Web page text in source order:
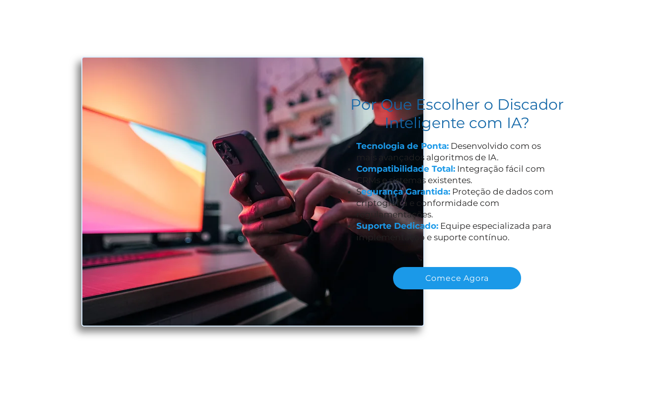
Tecnologia de Ponta: Desenvolvido com os
mais avançados algoritmos de IA.
Compatibilidade Total: Integração fácil com
CRMs e sistemas existentes.
Segurança Garantida: Proteção de dados com
criptografia e conformidade com
regulamentações.
Suporte Dedicado: Equipe especializada para
implementação e suporte contínuo.
Por Que Escolher o Discador
Inteligente com IA?
Comece Agora